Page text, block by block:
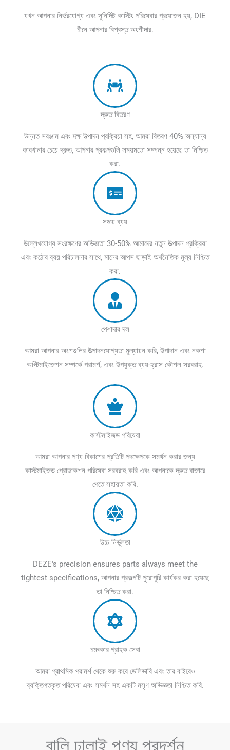
যখন আপনার নির্ভরযোগ্য এবং সুনির্দিষ্ট কাস্টিং পরিষেবার প্রয়োজন হয়, DIE
চীনে আপনার বিশ্বস্ত অংশীদার.
দ্রুত বিতরণ
উন্নত সরঞ্জাম এবং দক্ষ উত্পাদন প্রক্রিয়া সহ, আমরা বিতরণ 40% অন্যান্য
কারখানার চেয়ে দ্রুত, আপনার প্রকল্পগুলি সময়মতো সম্পন্ন হয়েছে তা নিশ্চিত
করা.
সঞ্চয় ব্যয়
উল্লেখযোগ্য সংরক্ষণের অভিজ্ঞতা 30-50% আমাদের নতুন উত্পাদন প্রক্রিয়া
এবং কঠোর ব্যয় পরিচালনার সাথে, মানের আপস ছাড়াই অর্থনৈতিক মূল্য নিশ্চিত
করা.
পেশাদার দল
আমরা আপনার অংশগুলির উত্পাদনযোগ্যতা মূল্যায়ন করি, উপাদান এবং নকশা
অপ্টিমাইজেশন সম্পর্কে পরামর্শ, এবং উপযুক্ত ব্যয়-হ্রাস কৌশল সরবরাহ.
কাস্টমাইজড পরিষেবা
আমরা আপনার পণ্য বিকাশের প্রতিটি পদক্ষেপকে সমর্থন করার জন্য
কাস্টমাইজড প্রোডাকশন পরিষেবা সরবরাহ করি এবং আপনাকে দ্রুত বাজারে
পেতে সহায়তা করি.
উচ্চ নির্ভুলতা
DEZE's precision ensures parts always meet the
tightest specifications, আপনার প্রকল্পটি পুরোপুরি কার্যকর করা হয়েছে
তা নিশ্চিত করা.
চমৎকার গ্রাহক সেবা
আমরা প্রাথমিক পরামর্শ থেকে শুরু করে ডেলিভারি এবং তার বাইরেও
ব্যক্তিগতকৃত পরিষেবা এবং সমর্থন সহ একটি মসৃণ অভিজ্ঞতা নিশ্চিত করি.